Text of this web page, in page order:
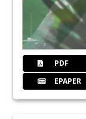
Dr.
70
Hubert
75
PDF
EPAPER